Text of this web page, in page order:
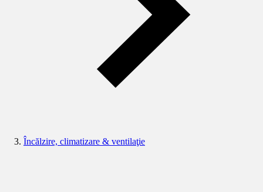
Încălzire, climatizare & ventilaţie